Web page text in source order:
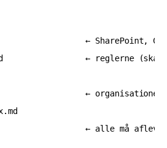
← SharePoint,
← reglerne
← organisationens
← alle må aflevere